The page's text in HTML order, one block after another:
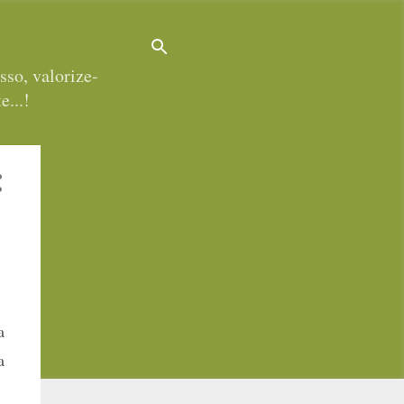
valorize-